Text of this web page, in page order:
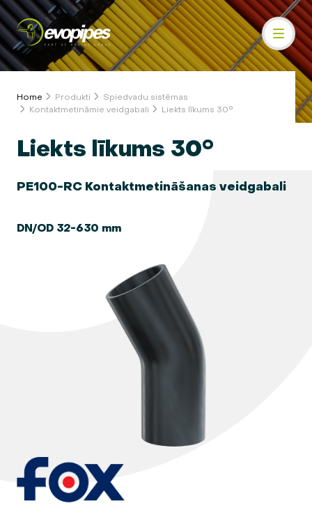
Home Produkti
Spiedvadu sistēmas
Kontaktmetināmie veidgabali
Liekts līkums 30°
Liekts līkums 30°
PE100-RC Kontaktmetināšanas veidgabali
DN/OD 32-630 mm